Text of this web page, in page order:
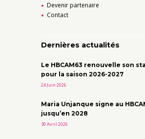
Devenir partenaire
Contact
Dernières actualités
Le HBCAM63 renouvelle son
pour la saison 2026-2027
24 Juin 2026
Maria Unjanque signe au
jusqu’en 2028
30 Avril 2026